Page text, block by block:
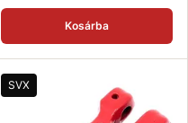
Kosárba
SVX